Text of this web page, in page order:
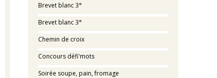
Brevet blanc 3°
Brevet blanc 3°
Chemin de croix
Concours défi'mots
Soirée soupe, pain, fromage